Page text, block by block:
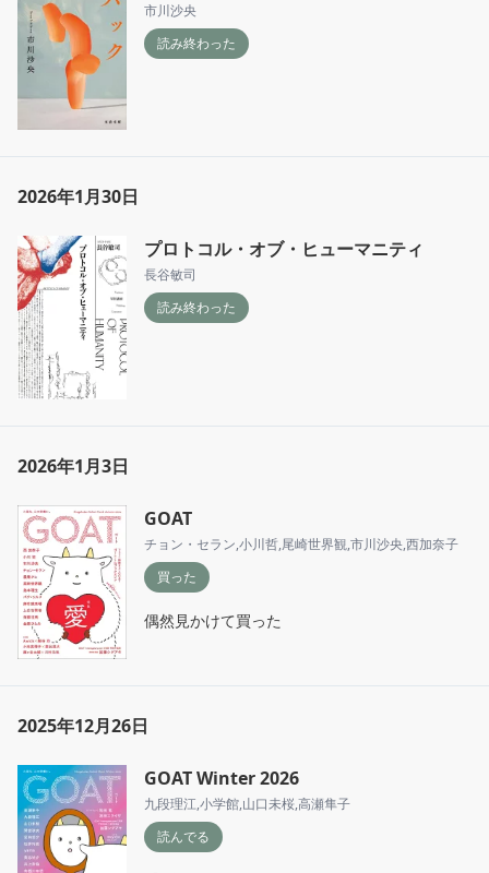
市川沙央
読み終わった
2026年1月30日
プロトコル・オブ・ヒューマニティ
長谷敏司
読み終わった
2026年1月3日
GOAT
チョン・セラン,小川哲,尾崎世界観,市川沙央,西加奈子
買った
偶然見かけて買った
2025年12月26日
GOAT Winter 2026
九段理江,小学館,山口未桜,高瀬隼子
読んでる